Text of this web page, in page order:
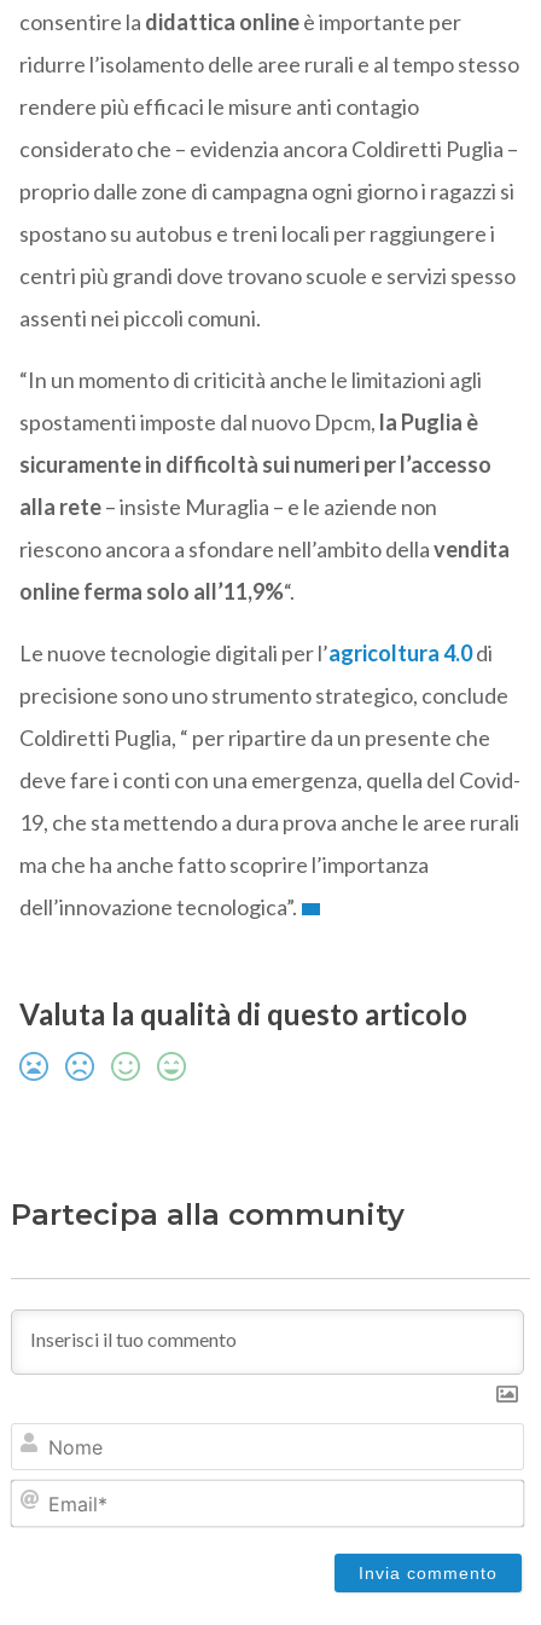
consentire la didattica onlineè importante per
ridurre l’isolamento delle aree rurali e al tempo stesso
rendere più efficaci le misure anti contagio
considerato che – evidenzia ancora Coldiretti Puglia –
proprio dalle zone di campagna ogni giorno i ragazzi si
spostano su autobus e treni locali per raggiungere i
centri più grandi dove trovano scuole e servizi spesso
assenti nei piccoli comuni.
“In un momento di criticità anche le limitazioni agli
spostamenti imposte dal nuovo Dpcm, la Puglia è
sicuramente in difficoltà sui numeri per l’accesso
alla rete– insiste Muraglia – e le aziende non
riescono ancora a sfondare nell’ambito dellavendita
online ferma solo all’11,9%“.
Le nuove tecnologie digitali per l’agricoltura 4.0di
precisione sono uno strumento strategico, conclude
Coldiretti Puglia, “ per ripartire da un presente che
deve fare i conti con una emergenza, quella del Covid-
19, che sta mettendo a dura prova anche le aree rurali
ma che ha anche fatto scoprire l’importanza
dell’innovazione tecnologica”.
Valuta la qualità di questo articolo
Partecipa alla community